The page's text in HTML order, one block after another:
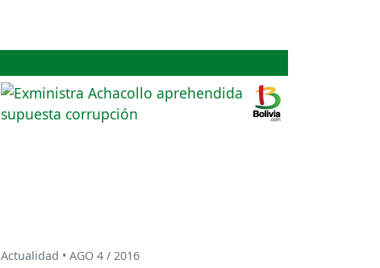
Actualidad • AGO 4 / 2016